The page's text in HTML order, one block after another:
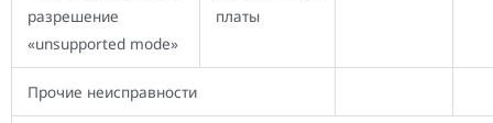
разрешение
«unsupported mode»
платы
Прочие неисправности